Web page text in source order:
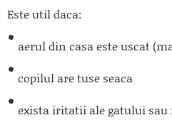
Este util daca:
aerul din casa este uscat
copilul are tuse seaca
exista iritatii ale gatului